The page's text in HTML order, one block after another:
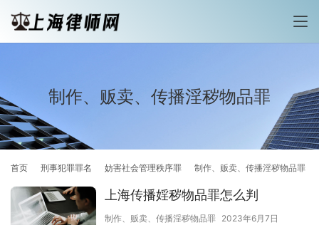
制作、贩卖、传播淫秽物品罪
首页 刑事犯罪罪名 妨害社会管理秩序罪 制作、贩卖、传播淫秽物品罪
上海传播婬秽物品罪怎么判
制作、贩卖、传播淫秽物品罪 2023年6月7日